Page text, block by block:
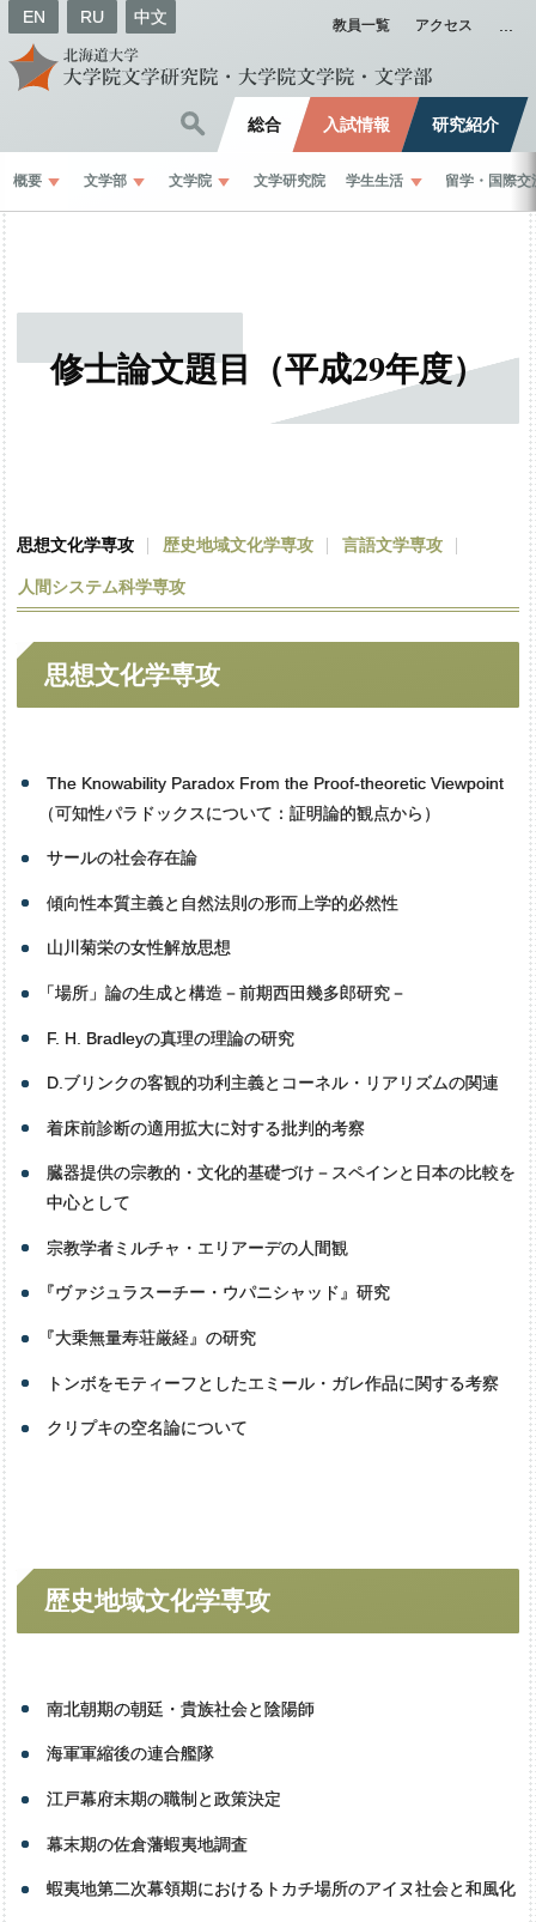
EN RU 中文 教員一覧 アクセス
総合 入試情報 研究紹介
概要 文学部 文学院 文学研究院 学生生活 留学 ・ 国際交
修士論文題目 （平成29年度）
思想文化学専攻 歴史地域文化学専攻 言語文学専攻
人間システム科学専攻
思想文化学専攻
The Knowability Paradox From the Proof-theoretic Viewpoint
（可知性パラドックスについて：証明論的観点から）
サールの社会存在論
傾向性本質主義と自然法則の形而上学的必然性
山川菊栄の女性解放思想
「場所」論の生成と構造－前期西田幾多郎研究－
F. H. Bradleyの真理の理論の研究
D.ブリンクの客観的功利主義とコーネル・リアリズムの関連
着床前診断の適用拡大に対する批判的考察
臓器提供の宗教的・文化的基礎づけ－スペインと日本の比較を
中心として
宗教学者ミルチャ・エリアーデの人間観
『ヴァジュラスーチー・ウパニシャッド』研究
『大乗無量寿荘厳経』の研究
トンボをモティーフとしたエミール・ガレ作品に関する考察
クリプキの空名論について
人間システム科学専攻
歴史地域文化学専攻
南北朝期の朝廷・貴族社会と陰陽師
海軍軍縮後の連合艦隊
江戸幕府末期の職制と政策決定
幕末期の佐倉藩蝦夷地調査
蝦夷地第二次幕領期におけるトカチ場所のアイヌ社会と和風化